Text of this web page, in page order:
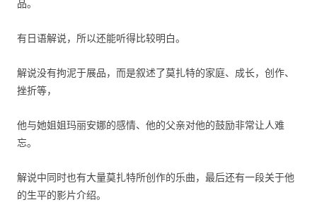
品。
有日语解说，所以还能听得比较明白。
解说没有拘泥于展品，而是叙述了莫扎特的家庭、成长，创作、
挫折等，
他与她姐姐玛丽安娜的感情、他的父亲对他的鼓励非常让人难
忘。
解说中同时也有大量莫扎特所创作的乐曲，最后还有一段关于他
的生平的影片介绍。